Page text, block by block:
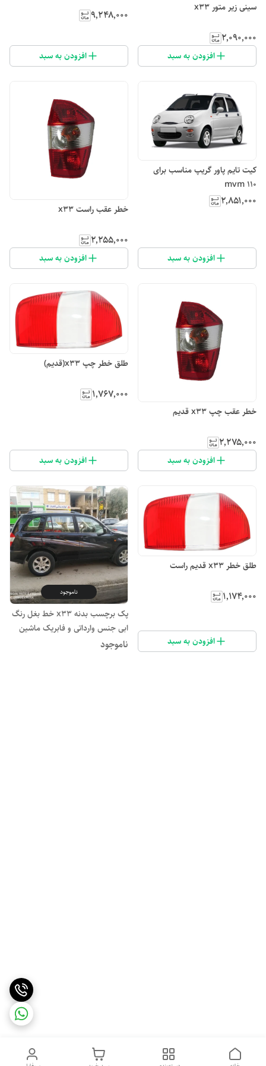
سینی زیر متور x33
۲٬۰۹۰٬۰۰۰
افزودن به سبد
۹٬۲۴۸٬۰۰۰
افزودن به سبد
کیت تایم پاور گریپ مناسب برای
mvm 110
۲٬۸۵۱٬۰۰۰
افزودن به سبد
خطر عقب راست x33
۲٬۲۵۵٬۰۰۰
افزودن به سبد
خطر عقب چپ x33 قدیم
۲٬۲۷۵٬۰۰۰
افزودن به سبد
طلق خطر چپ x33(قدیم)
۱٬۷۶۷٬۰۰۰
افزودن به سبد
طلق خطر x33 قدیم راست
۱٬۱۷۴٬۰۰۰
افزودن به سبد
ناموجود
پک برچسب بدنه x33 خط بغل رنگ
ابی جنس وارداتی و فابریک ماشین
جنس درجه یک
ناموجود